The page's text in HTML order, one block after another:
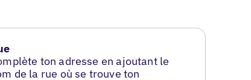
ton adresse en ajoutant le
de la rue où se trouve ton